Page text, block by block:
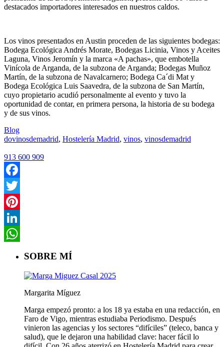
destacados importadores interesados en nuestros caldos.
Los vinos presentados en Austin proceden de las siguientes bodegas:
Bodega Ecológica Andrés Morate, Bodegas Licinia, Vinos y Aceites
Laguna, Vinos Jeromín y la marca «A pachas», que embotella
Vinícola de Arganda, de la subzona de Arganda; Bodegas Muñoz
Martín, de la subzona de Navalcarnero; Bodega Ca´di Mat y
Bodega Ecológica Luis Saavedra, de la subzona de San Martín,
cuyo propietario acudió personalmente al evento y tuvo la
oportunidad de contar, en primera persona, la historia de su bodega
y de sus vinos.
Blog
dovinosdemadrid, Hostelería Madrid, vinos, vinosdemadrid
913 600 909
Facebook
Twitter
Pinterest
LinkedIn
SOBRE MÍ
Margarita Míguez
Marga empezó pronto: a los 18 ya estaba en una redacción, en
Faro de Vigo, mientras estudiaba Periodismo. Después
vinieron las agencias y los sectores “difíciles” (teleco, banca y
salud), que le dejaron una habilidad clave: hacer fácil lo